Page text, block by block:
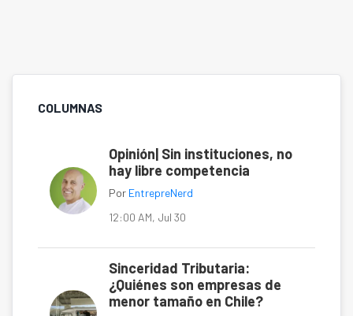
COLUMNAS
Opinión| Sin instituciones, no
hay libre competencia
Por EntrepreNerd
12:00 AM, Jul 30
Sinceridad Tributaria:
¿Quiénes son empresas de
menor tamaño en Chile?